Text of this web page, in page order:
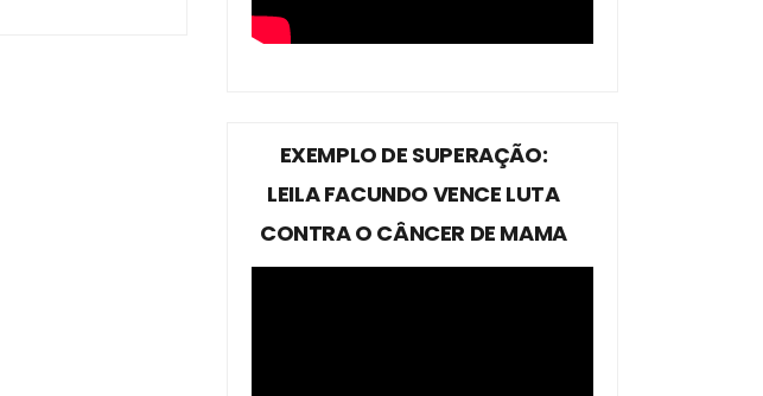
EXEMPLO DE SUPERAÇÃO:
LEILA FACUNDO VENCE LUTA
CONTRA O CÂNCER DE MAMA